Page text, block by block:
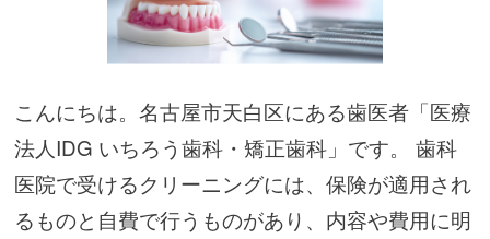
こんにちは。名古屋市天白区にある歯医者「医療
法人IDG いちろう歯科・矯正歯科」です。 歯科
医院で受けるクリーニングには、保険が適用され
るものと自費で行うものがあり、内容や費用に明